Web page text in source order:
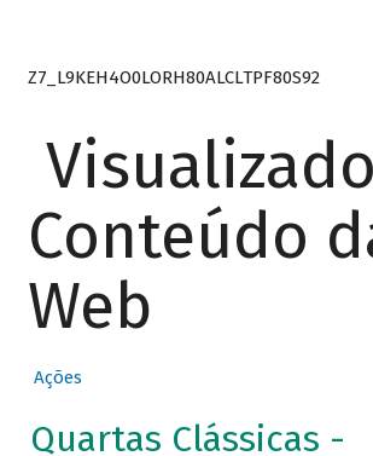
Z7_L9KEH4O0LORH80ALCLTPF80S92
Conteúdo
Web
Ações
Quartas Clássicas -